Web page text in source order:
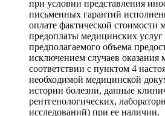
при условии представления
письменных гарантий
оплате фактической стоимости
предоплаты медицинских услуг
предполагаемого объема
исключением случаев
соответствии с пунктом 4
необходимой медицинской
истории болезни, данные
рентгенологических,
исследований) при ее наличии.